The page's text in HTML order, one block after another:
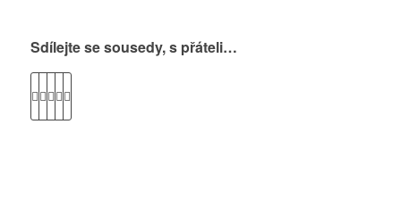
Sdílejte se sousedy, s přáteli…